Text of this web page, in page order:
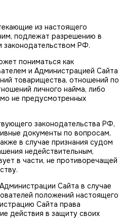
из настоящего
подлежат разрешению в
законодательством РФ.
пониматься как
и Администрацией Сайта
товарищества, отношений по
личного найма, либо
не предусмотренных
законодательства РФ,
документы по вопросам,
в случае признания судом
недействительным,
в части, не противоречащей
Сайта в случае
положений настоящего
Сайта права
действия в защиту своих